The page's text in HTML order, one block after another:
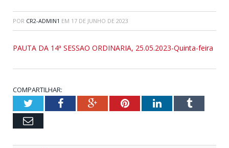
POR CR2-ADMIN1 EM 17 DE JUNHO DE 2023
PAUTA DA 14ª SESSAO ORDINARIA, 25.05.2023-Quinta-feira
COMPARTILHAR:
TwitterFacebookGoogle+PinterestLinkedInTumblr
Email